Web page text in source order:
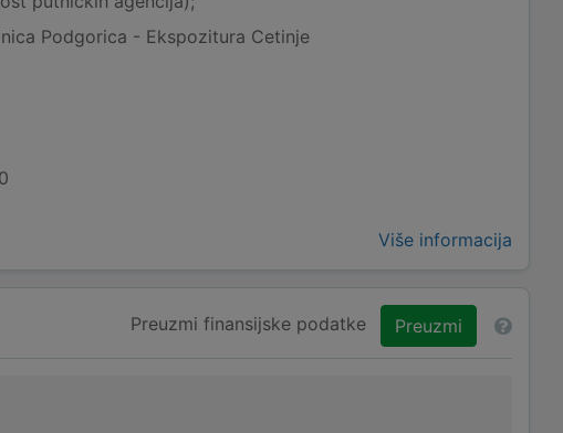
Podgorica - Ekspozitura Cetinje
Više informacija
Preuzmi finansijske podatke Preuzmi